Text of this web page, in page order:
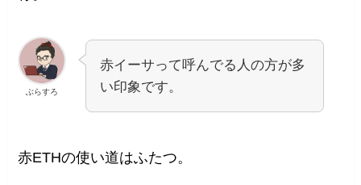
ぶらすろ
赤イーサって呼んでる人の方が多
い印象です。
赤ETHの使い道はふたつ。